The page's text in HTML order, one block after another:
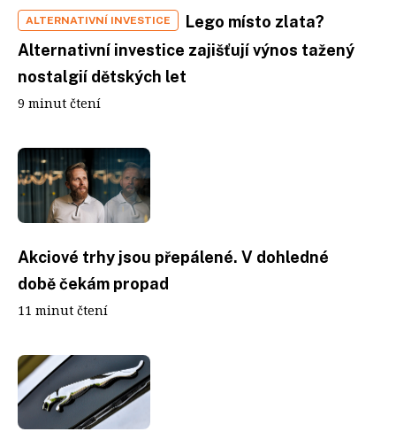
ALTERNATIVNÍ INVESTICE
Lego místo zlata?
Alternativní investice zajišťují výnos tažený
nostalgií dětských let
9 minut čtení
Akciové trhy jsou přepálené. V dohledné
době čekám propad
11 minut čtení